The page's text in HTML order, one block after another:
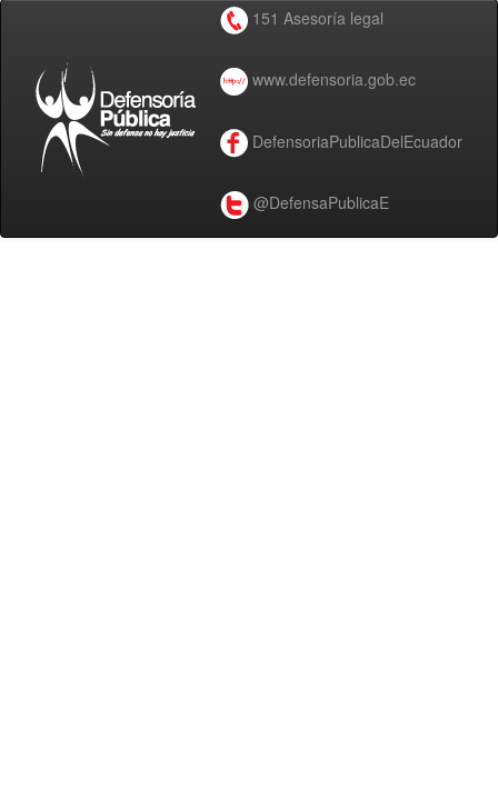
151 Asesoría legal
www.defensoria.gob.ec
DefensoriaPublicaDelEcuador
@DefensaPublicaE